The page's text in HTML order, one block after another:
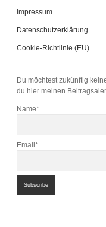
Impressum
Datenschutzerklärung
Cookie-Richtlinie (EU)
Du möchtest zukünftig
du hier meinen
Name*
Email*